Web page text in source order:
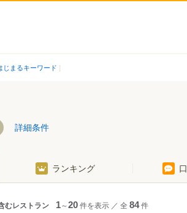
じまるキーワード
詳細条件
ランキング
むレストラン 1～20件を表示 ／ 全 84件